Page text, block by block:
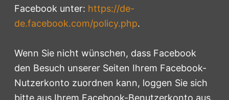
Facebook unter: https://de-
de.facebook.com/policy.php.
Wenn Sie nicht wünschen, dass Facebook
den Besuch unserer Seiten Ihrem Facebook-
Nutzerkonto zuordnen kann, loggen Sie sich
bitte aus Ihrem Facebook-Benutzerkonto aus.